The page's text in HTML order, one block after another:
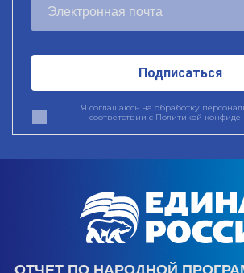
Подписаться
Я соглашаюсь на обработку
соответствии с Политикой
ОТЧЕТ ПО НАРОДНОЙ